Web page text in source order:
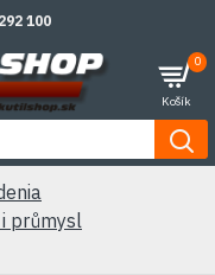
100
0
průmysl